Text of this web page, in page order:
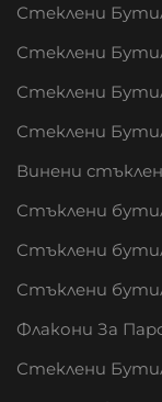
Стеклени
Стеклени
Стеклени
Стеклени
Винени
Стъклени
Стъклени
Стъклени
Флакони За
Стеклени